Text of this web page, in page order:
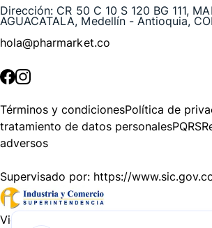
Dirección: CR 50 C 10 S 120 BG 111,
AGUACATALA, Medellín - Antioquia,
hola@pharmarket.co
Términos y condicionesPolítica de
tratamiento de datos personalesPQRS
adversos
Supervisado por: https://
Vigilado por: